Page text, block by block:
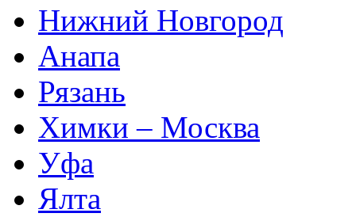
Нижний Новгород
Анапа
Рязань
Химки – Москва
Уфа
Ялта